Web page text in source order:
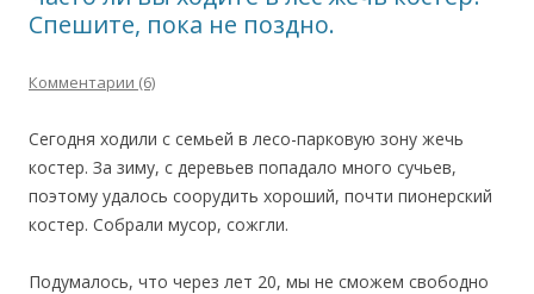
Спешите, пока не поздно.
Комментарии (6)
Сегодня ходили с семьей в лесо-парковую зону жечь
костер. За зиму, с деревьев попадало много сучьев,
поэтому удалось соорудить хороший, почти пионерский
костер. Собрали мусор, сожгли.
Подумалось, что через лет 20, мы не сможем свободно